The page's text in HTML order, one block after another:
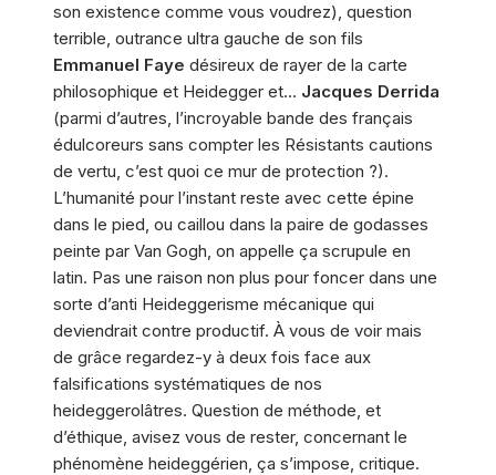
son existence comme vous voudrez), question
terrible, outrance ultra gauche de son fils
Emmanuel Faye désireux de rayer de la carte
philosophique et Heidegger et… Jacques Derrida
(parmi d’autres, l’incroyable bande des français
édulcoreurs sans compter les Résistants cautions
de vertu, c’est quoi ce mur de protection ?).
L’humanité pour l’instant reste avec cette épine
dans le pied, ou caillou dans la paire de godasses
peinte par Van Gogh, on appelle ça scrupule en
latin. Pas une raison non plus pour foncer dans une
sorte d’anti Heideggerisme mécanique qui
deviendrait contre productif. À vous de voir mais
de grâce regardez-y à deux fois face aux
falsifications systématiques de nos
heideggerolâtres. Question de méthode, et
d’éthique, avisez vous de rester, concernant le
phénomène heideggérien, ça s’impose, critique.